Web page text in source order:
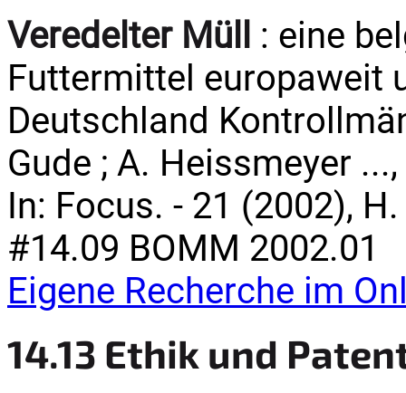
Veredelter Müll
: eine
Futtermittel europaweit
Deutschland
Gude ; A. Heissmeyer
In: Focus. - 21 (2002),
#14.09 BOMM 2002.01
Eigene Recherche im
14.13 Ethik und